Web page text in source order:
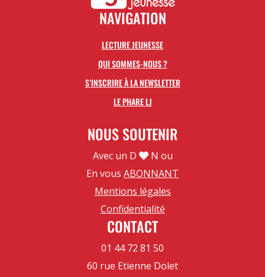
NAVIGATION
LECTURE JEUNESSE
QUI SOMMES-NOUS ?
S’INSCRIRE À LA NEWSLETTER
LE PHARE LJ
NOUS SOUTENIR
Avec un D
N ou
En vous ABONNANT
Mentions légales
Confidentialité
CONTACT
01 44 72 81 50
60 rue Etienne Dolet